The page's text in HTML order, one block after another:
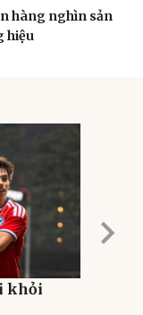
hàng nghìn sản
hiệu
khỏi